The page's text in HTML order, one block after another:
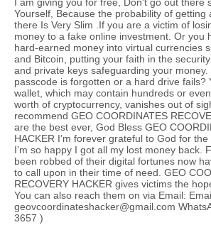
I am giving you for free, Don't go out there
Yourself, Because the probability of getting
there Is Very Slim .If you are a victim of
money to a fake online investment. Or you
hard-earned money into virtual currencies
and Bitcoin, putting your faith in the
and private keys safeguarding your
passcode is forgotten or a hard drive fails?
wallet, which may contain hundreds or
worth of cryptocurrency, vanishes out of
recommend GEO COORDINATES
are the best ever, God Bless GEO
HACKER I’m forever grateful to God for
I’m so happy I got all my lost money back.
been robbed of their digital fortunes now
to call upon in their time of need. GEO
RECOVERY HACKER gives victims the
You can also reach them on via Email:
geovcoordinateshacker@gmail.com
3657 )